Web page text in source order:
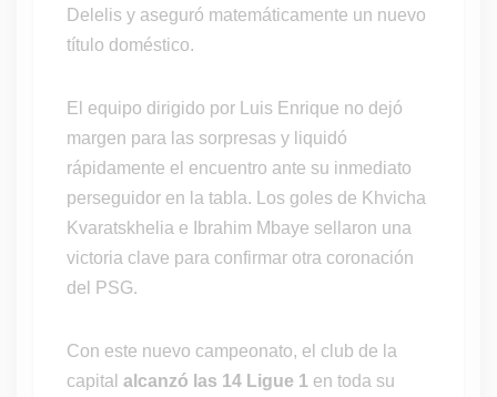
Delelis y aseguró matemáticamente un nuevo
título doméstico.
El equipo dirigido por Luis Enrique no dejó
margen para las sorpresas y liquidó
rápidamente el encuentro ante su inmediato
perseguidor en la tabla. Los goles de Khvicha
Kvaratskhelia e Ibrahim Mbaye sellaron una
victoria clave para confirmar otra coronación
del PSG.
Con este nuevo campeonato, el club de la
capital alcanzó las 14 Ligue 1 en toda su